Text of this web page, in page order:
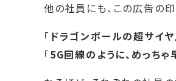
他の社員にも、この広告の
「 ドラゴンボールの超サイヤ
「5G回線のように、めっちゃ